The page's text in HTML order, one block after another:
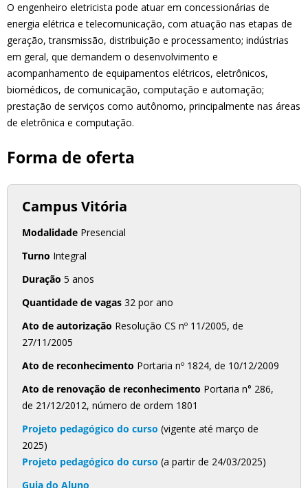
O engenheiro eletricista pode atuar em concessionárias de
energia elétrica e telecomunicação, com atuação nas etapas de
geração, transmissão, distribuição e processamento; indústrias
em geral, que demandem o desenvolvimento e
acompanhamento de equipamentos elétricos, eletrônicos,
biomédicos, de comunicação, computação e automação;
prestação de serviços como autônomo, principalmente nas áreas
de eletrônica e computação.
Forma de oferta
Campus Vitória
Modalidade Presencial
Turno Integral
Duração 5 anos
Quantidade de vagas 32 por ano
Ato de autorização Resolução CS nº 11/2005, de
27/11/2005
Ato de reconhecimento Portaria nº 1824, de 10/12/2009
Ato de renovação de reconhecimento Portaria n° 286,
de 21/12/2012, número de ordem 1801
Projeto pedagógico do curso (vigente até março de
2025)
Projeto pedagógico do curso (a partir de 24/03/2025)
Guia do Aluno